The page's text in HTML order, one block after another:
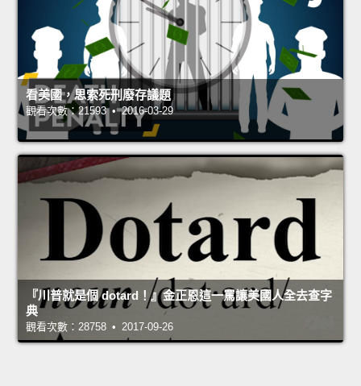
看美國，思索死刑廢存議題
觀看次數：21593 • 2016-03-29
『川普就是個 dotard！』金正恩這一罵讓美國人全去查字
典
觀看次數：28758 • 2017-09-26